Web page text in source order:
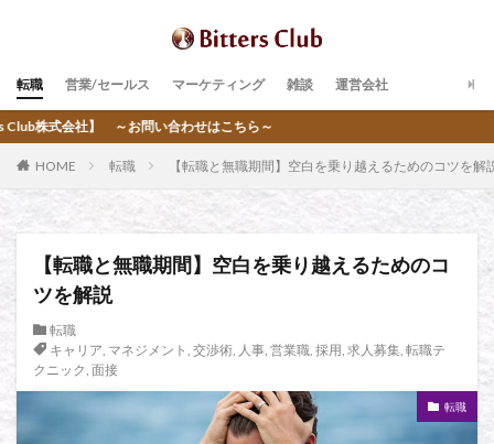
転職 営業/セールス マーケティング 雑談 運営会社
はこちら～
HOME 転職 【転職と無職期間】空白を乗り越えるためのコツを解
【転職と無職期間】空白を乗り越えるためのコ
ツを解説
転職
キャリア, マネジメント , 交渉術, 人事, 営業職, 採用, 求人募集, 転職テ
クニック, 面接
転職